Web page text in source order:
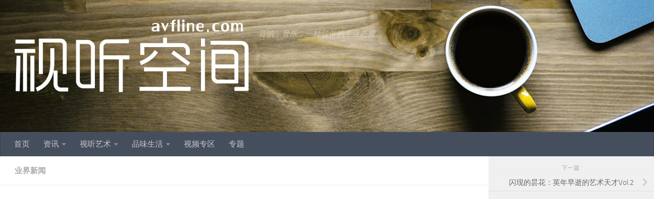
跳至内容
音响，音乐，一种脱俗的生活态度。
首页 资讯 视听艺术 品味生活 视频专区 专题
业界新闻 下一篇
闪现的昙花：英年早逝的艺术天才Vol.2